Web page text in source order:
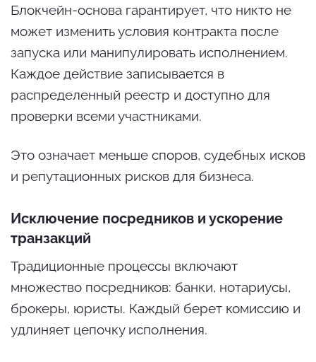
Блокчейн-основа гарантирует, что никто не
может изменить условия контракта после
запуска или манипулировать исполнением.
Каждое действие записывается в
распределенный реестр и доступно для
проверки всеми участниками.
Это означает меньше споров, судебных исков
и репутационных рисков для бизнеса.
Исключение посредников и ускорение
транзакций
Традиционные процессы включают
множество посредников: банки, нотариусы,
брокеры, юристы. Каждый берет комиссию и
удлиняет цепочку исполнения.